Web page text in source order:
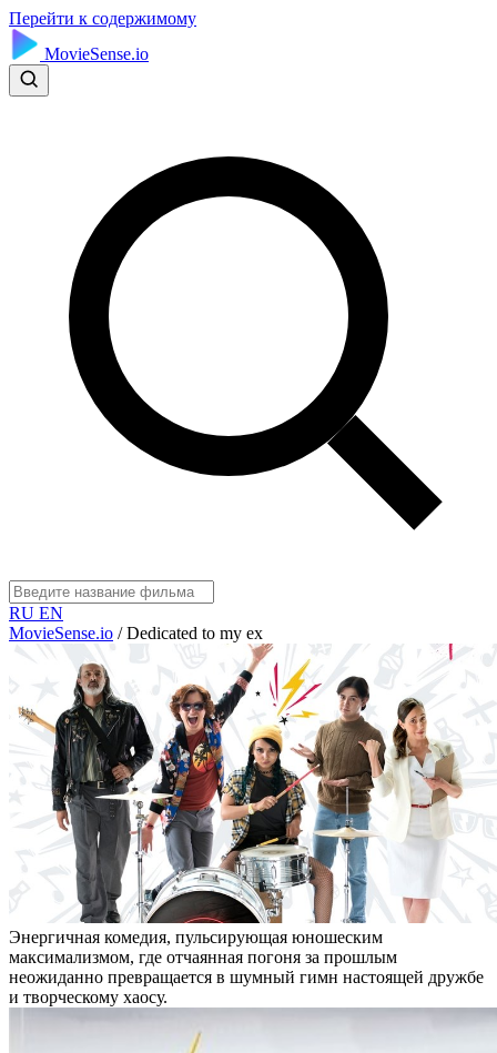
Перейти к содержимому
MovieSense.io
RU EN
MovieSense.io / Dedicated to my ex
Энергичная комедия, пульсирующая юношеским
максимализмом, где отчаянная погоня за прошлым
неожиданно превращается в шумный гимн настоящей дружбе
и творческому хаосу.